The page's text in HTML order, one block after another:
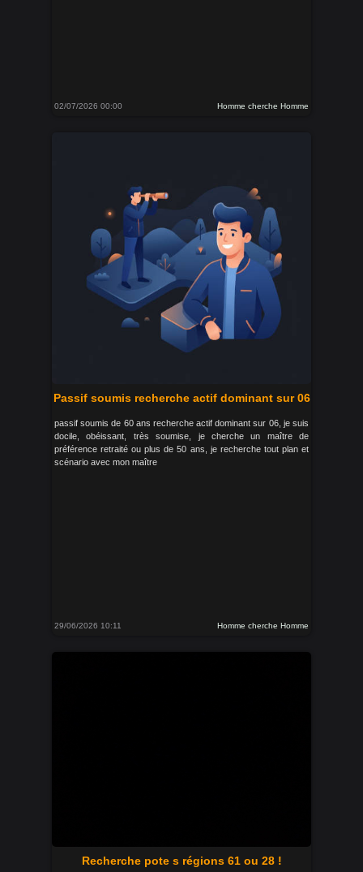
02/07/2026 00:00 Homme cherche Homme
Passif soumis recherche actif dominant sur 06
passif soumis de 60 ans recherche actif dominant sur 06, je suis
docile, obéissant, très soumise, je cherche un maître de
préférence retraité ou plus de 50 ans, je recherche tout plan et
scénario avec mon maître
29/06/2026 10:11 Homme cherche Homme
Recherche pote s régions 61 ou 28 !